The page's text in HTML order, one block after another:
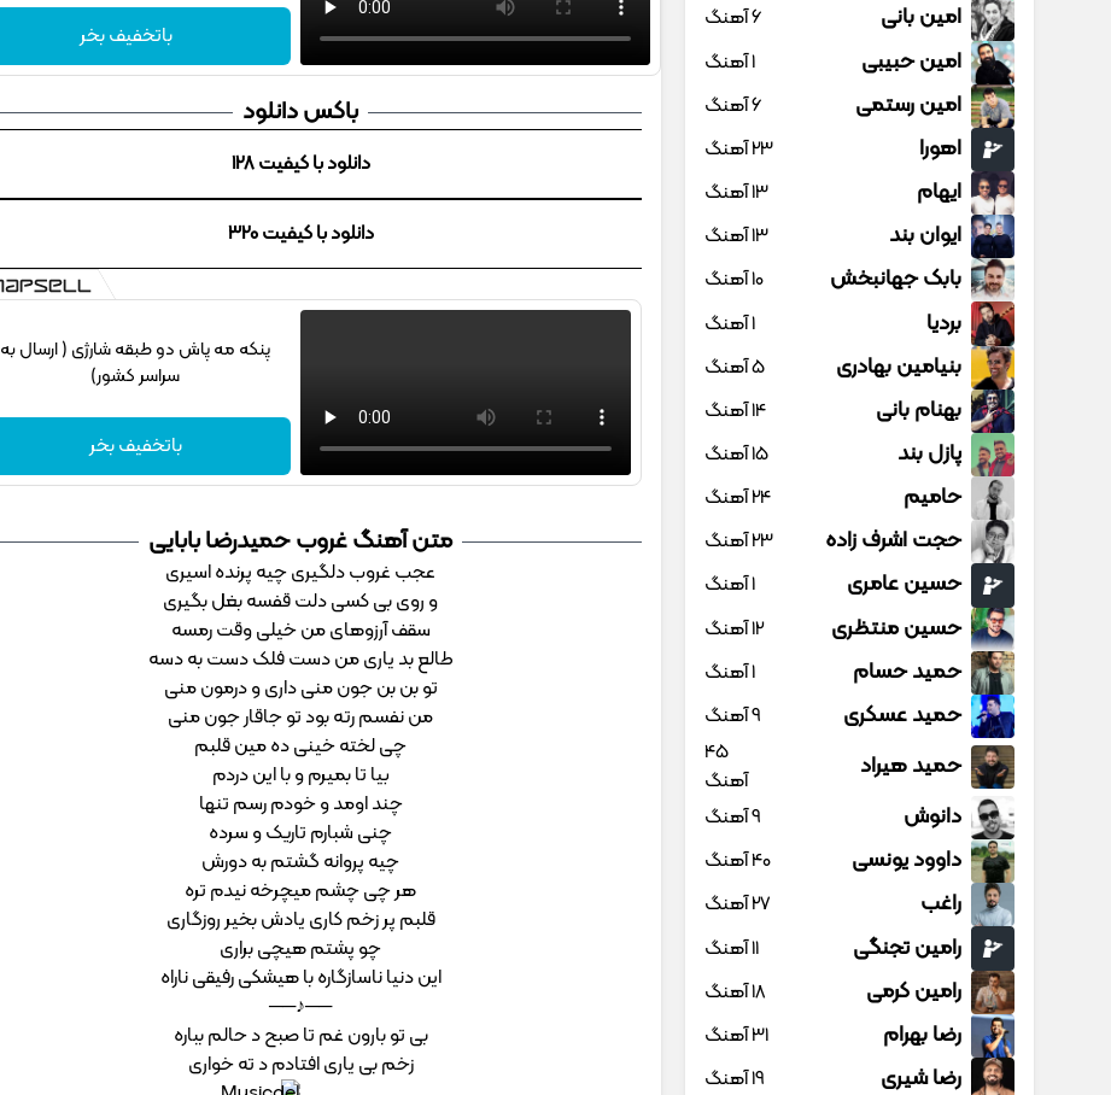
باتخفیف بخر
باکس دانلود
دانلود با کیفیت 128
دانلود با کیفیت 320
پنکه مه پاش دو طبقه شارژی ( ارسال به
سراسر کشور)
باتخفیف بخر
متن آهنگ غروب حمیدرضا بابایی
ﻋﺠﺐ ﻏﺮوب دﻟﮕﻴﺮی ﭼﻴﻪ ﭘﺮﻧﺪه اﺳﻴﺮی
و روی ﺑﻰ ﻛﺴﻰ دﻟﺖ ﻗﻔﺴﻪ ﺑﻐﻞ ﺑﮕﻴﺮی
ﺳﻘﻒ آرزوﻫﺎی ﻣﻦ ﺧﻴﻠﻰ وﻗﺖ رﻣﺴﻪ
ﻃﺎﻟﻊ ﺑﺪ ﻳﺎری ﻣﻦ دﺳﺖ ﻓﻠﮏ دﺳﺖ ﺑﻪ دﺳﻪ
ﺗﻮ ﺑﻦ ﺑﻦ ﺟﻮن ﻣﻨﻰ داری و درﻣﻮن ﻣﻨﻰ
ﻣﻦ ﻧﻔﺴﻢ رﺗﻪ ﺑﻮد ﺗﻮ ﺟﺎﻗﺎر ﺟﻮن ﻣﻨﻰ
ﭼﻰ ﻟﺨﺘﻪ ﺧﻴﻨﻰ ده ﻣﻴﻦ ﻗﻠﺒﻢ
ﺑﻴﺎ ﺗﺎ ﺑﻤﻴﺮم و ﺑﺎ اﻳﻦ دردم
ﭼﻨﺪ اوﻣﺪ و ﺧﻮدم رﺳﻢ ﺗﻨﻬﺎ
ﭼﻨﻰ ﺷﺒﺎرم ﺗﺎرﻳﮏ و ﺳﺮده
ﭼﻴﻪ ﭘﺮواﻧﻪ ﮔﺸﺘﻢ ﺑﻪ دورش
ﻫﺮ ﭼﻰ ﭼﺸﻢ ﻣﻴﭽﺮﺧﻪ ﻧﻴﺪم ﺗﺮه
ﻗﻠﺒﻢ ﭘﺮ زﺧﻢ ﻛﺎری ﻳﺎدش ﺑﺨﻴﺮ روزﮔﺎری
ﭼﻮ ﭘﺸﺘﻢ ﻫﻴﭽﻰ ﺑﺮاری
اﻳﻦ دﻧﻴﺎ ﻧﺎﺳﺎزﮔﺎره ﺑﺎ ﻫﻴﺸﻜﻰ رﻓﻴﻘﻰ ﻧﺎراه
──♪──
ﺑﻰ ﺗﻮ ﺑﺎرون ﻏﻢ ﺗﺎ ﺻﺒﺢ د ﺣﺎﻟﻢ ﺑﺒﺎره
زﺧﻢ ﺑﻰ ﻳﺎری اﻓﺘﺎدم د ﺗﻪ ﺧﻮاری
امین بانی 6 آهنگ
امین حبیبی 1 آهنگ
امین رستمی 6 آهنگ
اهورا 23 آهنگ
ایهام 13 آهنگ
ایوان بند 13 آهنگ
بابک جهانبخش 10 آهنگ
بردیا 1 آهنگ
بنیامین بهادری 5 آهنگ
بهنام بانی 14 آهنگ
پازل بند 15 آهنگ
حامیم 24 آهنگ
حجت اشرف زاده 23 آهنگ
حسین عامری 1 آهنگ
حسین منتظری 12 آهنگ
حمید حسام 1 آهنگ
حمید عسکری 9 آهنگ
حمید هیراد
45
آهنگ
دانوش 9 آهنگ
داوود یونسی 40 آهنگ
راغب 27 آهنگ
رامین تجنگی 11 آهنگ
رامین کرمی 18 آهنگ
رضا بهرام 31 آهنگ
رضا شیری 19 آهنگ